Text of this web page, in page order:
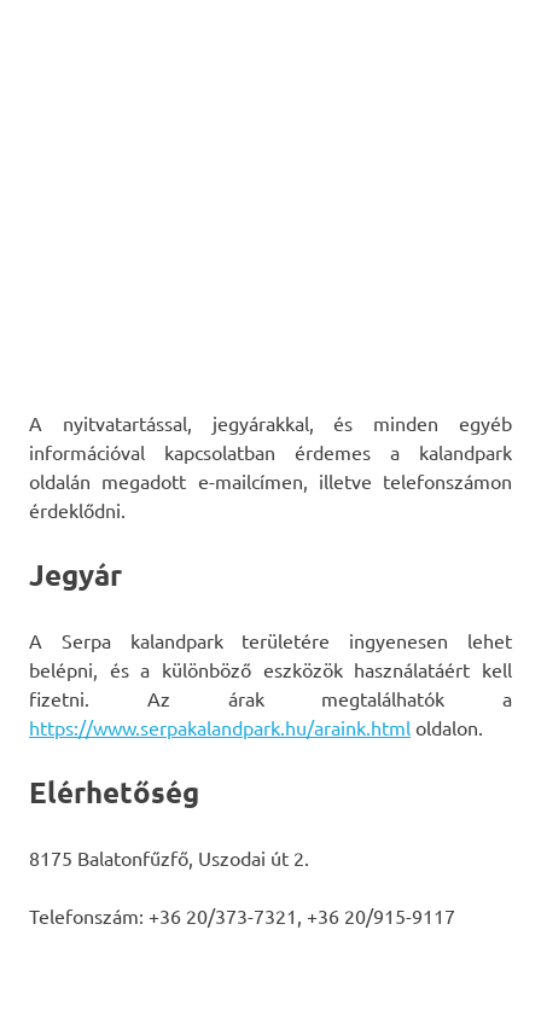
A nyitvatartással, jegyárakkal, és minden egyéb
információval kapcsolatban érdemes a kalandpark
oldalán megadott e-mailcímen, illetve telefonszámon
érdeklődni.
Jegyár
A Serpa kalandpark területére ingyenesen lehet
belépni, és a különböző eszközök használatáért kell
fizetni. Az árak megtalálhatók a
https://www.serpakalandpark.hu/araink.html oldalon.
Elérhetőség
8175 Balatonfűzfő, Uszodai út 2.
Telefonszám: +36 20/373-7321, +36 20/915-9117